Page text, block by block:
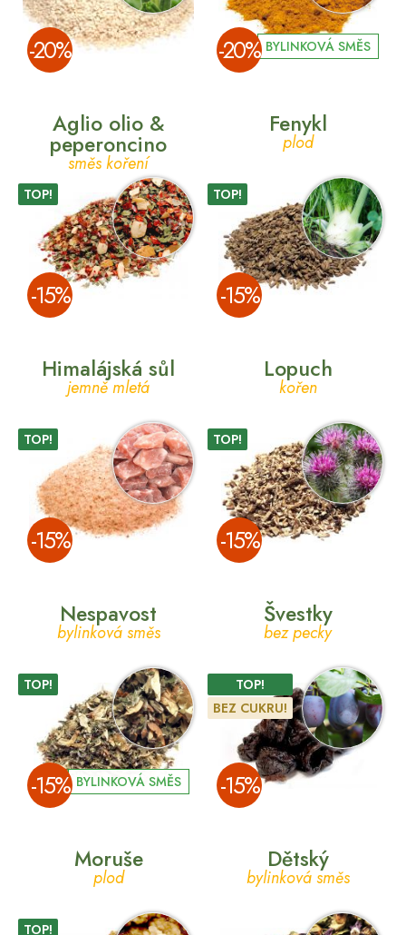
­-20% BYLINKOVÁ SMĚS
­-20%
Aglio olio &
peperoncino
směs koření
TOP!
­-15%
Fenykl
plod
TOP!
­-15%
Himalájská sůl
jemně mletá
TOP!
­-15%
Lopuch
kořen
TOP!
­-15%
Nespavost
bylinková směs
TOP!
BYLINKOVÁ SMĚS
­-15%
Švestky
bez pecky
TOP!
BEZ CUKRU!
­-15%
Moruše
plod
TOP!
Dětský
bylinková směs